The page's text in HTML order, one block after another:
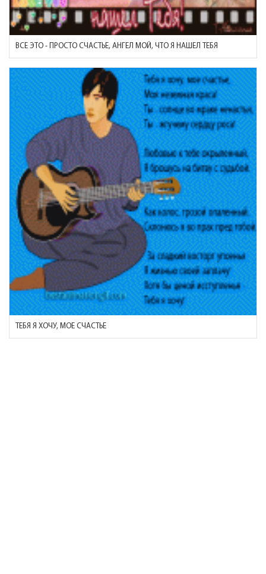
ВСЕ ЭТО - ПРОСТО СЧАСТЬЕ, АНГЕЛ МОЙ, ЧТО Я НАШЕЛ ТЕБЯ
ТЕБЯ Я ХОЧУ, МОЕ СЧАСТЬЕ